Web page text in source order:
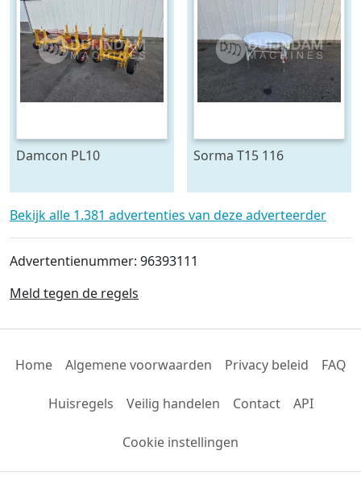
Damcon PL10
bomen
Sorma T15 116
Bekijk alle 1.381 advertenties van deze adverteerder
Advertentienummer: 96393111
Meld tegen de regels
Home Algemene voorwaarden Privacy beleid FAQ
Huisregels Veilig handelen Contact API
Cookie instellingen